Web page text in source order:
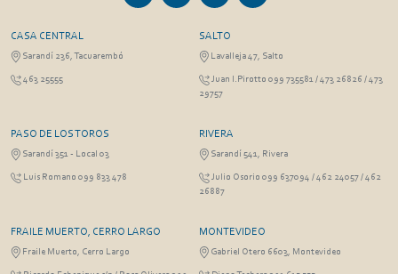
CASA CENTRAL
Sarandí 236, Tacuarembó
463 25555
SALTO
Lavalleja 47, Salto
Juan I.Pirotto 099 735581 / 473 26826 / 473
29757
PASO DE LOS TOROS
Sarandí 351 - Local 03
Luis Romano 099 833 478
RIVERA
Sarandí 541, Rivera
Julio Osorio 099 637094 / 462 24057 / 462
26887
FRAILE MUERTO, CERRO LARGO
Fraile Muerto, Cerro Largo
MONTEVIDEO
Gabriel Otero 6603, Montevideo